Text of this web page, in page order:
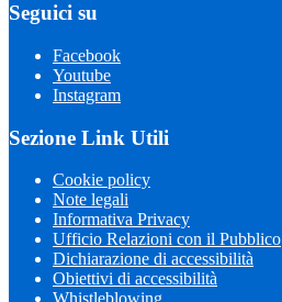
Seguici su
Facebook
Youtube
Instagram
Sezione Link Utili
Cookie policy
Note legali
Informativa Privacy
Ufficio Relazioni con il Pubblico
Dichiarazione di accessibilità
Obiettivi di accessibilità